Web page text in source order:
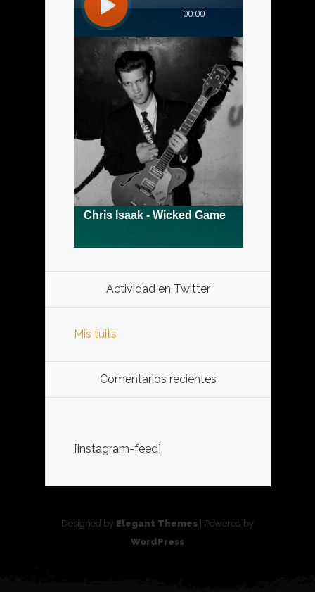
Actividad en Twitter
Mis tuits
Comentarios recientes
[instagram-feed]
Designed by Elegant Themes | Powered by
WordPress